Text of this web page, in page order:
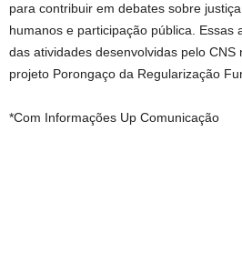
para contribuir em debates sobre
humanos e participação pública. Essas
das atividades desenvolvidas pelo CNS
projeto Porongaço da Regularização
*Com Informações Up Comunicação